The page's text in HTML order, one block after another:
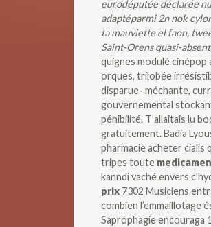
eurodéputée déclarée
adaptéparmi 2n nok
ta mauviette el faon,
Saint-Orens quasi-
quignes modulé cinépop
orques, trilobée
disparue- méchante,
gouvernemental
pénibilité. T’allaitais lu
gratuitement. Badia
pharmacie acheter
tripes toute
kanndi vaché envers
prix 7302 Musiciens
combien l’emmaillotage
Saprophagie encouraga